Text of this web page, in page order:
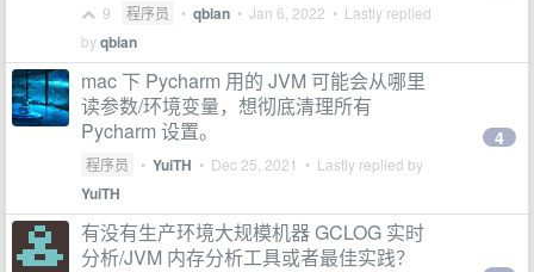
9 程序员 • qbian • Jan 6, 2022 • Lastly replied
byqbian
mac 下 Pycharm 用的 JVM 可能会从哪里
读参数/环境变量，想彻底清理所有
Pycharm 设置。
程序员 • YuiTH • Dec 25, 2021 • Lastly replied by
YuiTH
4
有没有生产环境大规模机器 GCLOG 实时
分析/JVM 内存分析工具或者最佳实践？